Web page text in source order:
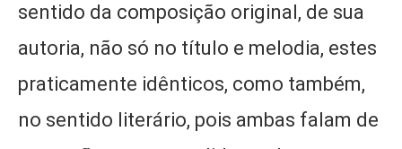
sentido da composição original, de sua
autoria, não só no título e melodia, estes
praticamente idênticos, como também,
no sentido literário, pois ambas falam de